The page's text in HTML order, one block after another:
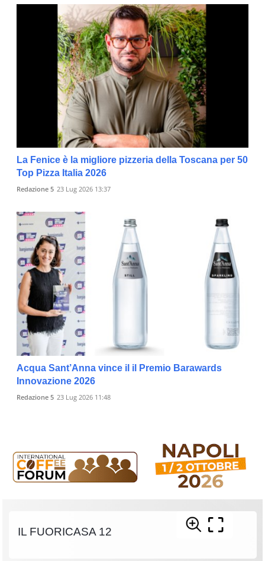
La Fenice è la migliore pizzeria della Toscana per 50
Top Pizza Italia 2026
Redazione 5 23 Lug 2026 13:37
Acqua Sant’Anna vince il il Premio Barawards
Innovazione 2026
Redazione 5 23 Lug 2026 11:48